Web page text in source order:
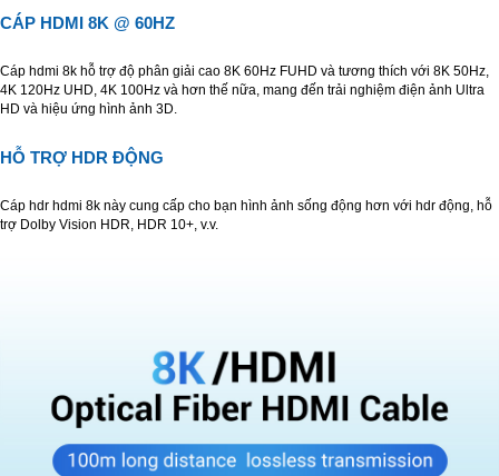
CÁP HDMI 8K @ 60HZ
Cáp hdmi 8k hỗ trợ độ phân giải cao 8K 60Hz FUHD và tương thích với 8K 50Hz,
4K 120Hz UHD, 4K 100Hz và hơn thế nữa, mang đến trải nghiệm điện ảnh Ultra
HD và hiệu ứng hình ảnh 3D.
HỖ TRỢ HDR ĐỘNG
Cáp hdr hdmi 8k này cung cấp cho bạn hình ảnh sống động hơn với hdr động, hỗ
trợ Dolby Vision HDR, HDR 10+, v.v.